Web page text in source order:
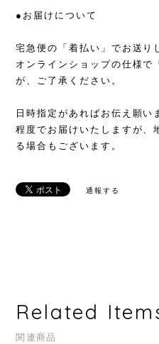
●お届けについて
宅急便の「着払い」でお送り
オンラインショップの仕様で
が、ご了承ください。
日時指定があればお伝え願い
程度でお届けいたしますが、
る場合もございます。
通報する
Related
関連商品